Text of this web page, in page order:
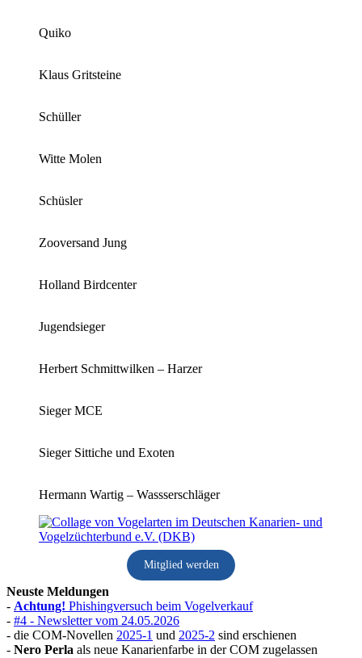
Quiko
Klaus Gritsteine
Schüller
Witte Molen
Schüsler
Zooversand Jung
Holland Birdcenter
Jugendsieger
Herbert Schmittwilken – Harzer
Sieger MCE
Sieger Sittiche und Exoten
Hermann Wartig – Wassserschläger
Mitglied werden
Neuste Meldungen
- Achtung! Phishingversuch beim Vogelverkauf
- #4 - Newsletter vom 24.05.2026
- die COM-Novellen 2025-1 und 2025-2 sind erschienen
- Nero Perla als neue Kanarienfarbe in der COM zugelassen